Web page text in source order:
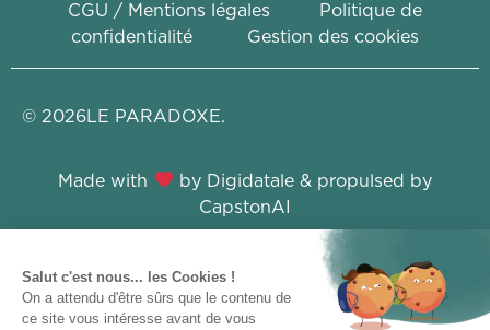
CGU / Mentions légales
Politique de
confidentialité
Gestion des cookies
© 2026LE PARADOXE.
Made with by Digidatale& propulsed by
CapstonAI
Ce site a été financé par l’Union Européenne dans le
cadre du programme FEDER-FSE+ Réunion dont